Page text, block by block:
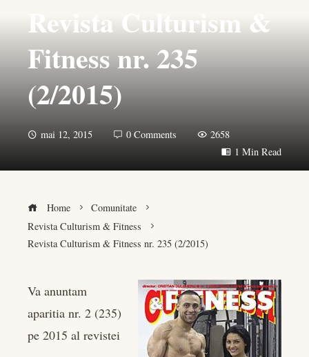
Revista Culturism &
Fitness nr. 235
(2/2015)
mai 12, 2015 0 Comments
2658
1 Min Read
Home
Comunitate
Revista Culturism & Fitness
Revista Culturism & Fitness nr. 235 (2/2015)
Va anuntam
aparitia nr. 2 (235)
pe 2015 al revistei